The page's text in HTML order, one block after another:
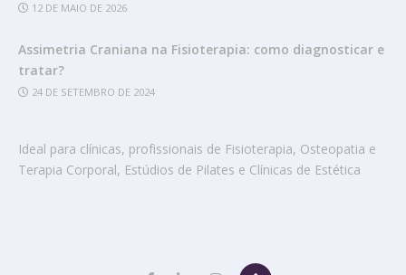
12 DE MAIO DE 2026
Assimetria Craniana na Fisioterapia: como diagnosticar e
tratar?
24 DE SETEMBRO DE 2024
Ideal para clínicas, profissionais de Fisioterapia, Osteopatia e
Terapia Corporal, Estúdios de Pilates e Clínicas de Estética